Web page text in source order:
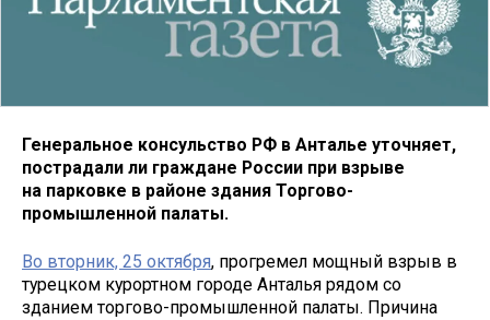
Генеральное консульство РФ в Анталье уточняет,
пострадали ли граждане России при взрыве
на парковке в районе здания Торгово-
промышленной палаты.
Во вторник, 25 октября, прогремел мощный взрыв в
турецком курортном городе Анталья рядом со
зданием торгово-промышленной палаты. Причина